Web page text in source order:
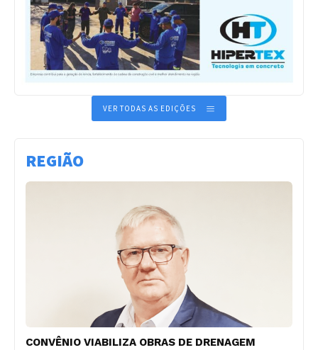
VER TODAS AS EDIÇÕES
REGIÃO
CONVÊNIO VIABILIZA OBRAS DE DRENAGEM